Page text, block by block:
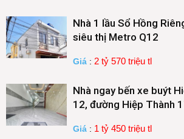
Nhà 1 lầu Sổ Hồng
siêu thị Metro Q12
Giá : 2 tỷ 570 triệu tl
Nhà ngay bến xe buýt
12, đường Hiệp Thành
Giá : 1 tỷ 450 triệu tl